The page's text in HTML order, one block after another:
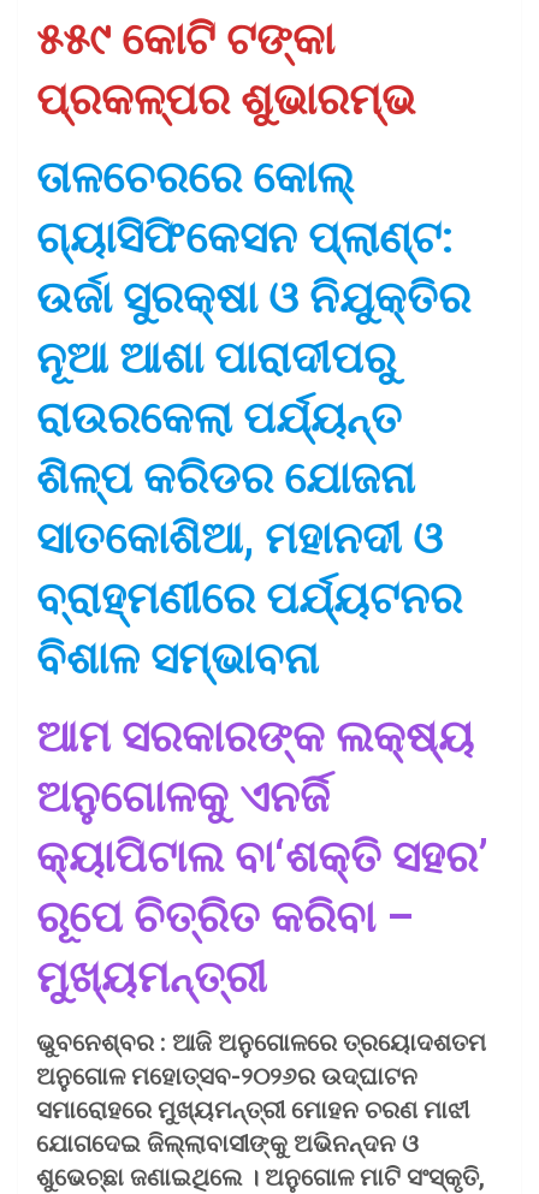
୫୫୯ କୋଟି ଟଙ୍କା
ପ୍ରକଳ୍ପର ଶୁଭାରମ୍ଭ
ତାଳଚେରରେ କୋଲ୍
ଗ୍ୟାସିଫିକେସନ ପ୍ଲାଣ୍ଟ:
ଉର୍ଜା ସୁରକ୍ଷା ଓ ନିଯୁକ୍ତିର
ନୂଆ ଆଶା ପାରାଦୀପରୁ
ରାଉରକେଲା ପର୍ଯ୍ୟନ୍ତ
ଶିଳ୍ପ କରିଡର ଯୋଜନା
ସାତକୋଶିଆ, ମହାନଦୀ ଓ
ବ୍ରାହ୍ମଣୀରେ ପର୍ଯ୍ୟଟନର
ବିଶାଳ ସମ୍ଭାବନା
ଆମ ସରକାରଙ୍କ ଲକ୍ଷ୍ୟ
ଅନୁଗୋଳକୁ ଏନର୍ଜି
କ୍ୟାପିଟାଲ ବା‘ଶକ୍ତି ସହର’
ରୂପେ ଚିତ୍ରିତ କରିବା –
ମୁଖ୍ୟମନ୍ତ୍ରୀ
ଭୁବନେଶ୍ବର : ଆଜି ଅନୁଗୋଳରେ ତ୍ରୟୋଦଶତମ
ଅନୁଗୋଳ ମହୋତ୍ସବ-୨୦୨୬ର ଉଦ୍‌ଘାଟନ
ସମାରୋହରେ ମୁଖ୍ୟମନ୍ତ୍ରୀ ମୋହନ ଚରଣ ମାଝୀ
ଯୋଗଦେଇ ଜିଲ୍ଲାବାସୀଙ୍କୁ ଅଭିନନ୍ଦନ ଓ
ଶୁଭେଚ୍ଛା ଜଣାଇଥିଲେ । ଅନୁଗୋଳ ମାଟି ସଂସ୍କୃତି,